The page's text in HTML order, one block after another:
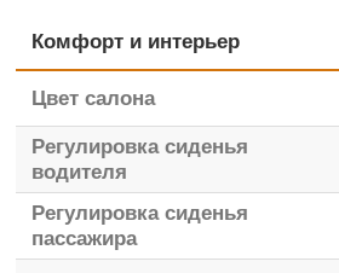
Комфорт и интерьер
Цвет салона
Регулировка сиденья
водителя
Регулировка сиденья
пассажира